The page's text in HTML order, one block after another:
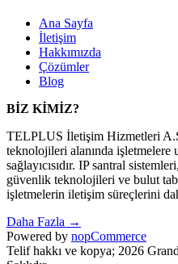
Ana Sayfa
İletişim
Hakkımızda
Çözümler
Blog
BİZ KİMİZ?
TELPLUS İletişim Hizmetleri
teknolojileri alanında işletmelere
sağlayıcısıdır. IP santral
güvenlik teknolojileri ve bulut
işletmelerin iletişim süreçlerini
Daha Fazla →
Powered by nopCommerce
Telif hakkı ve kopya; 2026